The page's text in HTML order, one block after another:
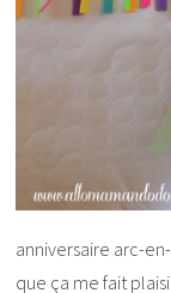
anniversaire arc-
que ça me fait